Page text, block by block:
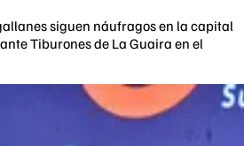
siguen náufragos en la capital
Tiburones de La Guaira en el